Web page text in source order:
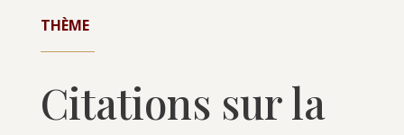
THÈME
Citations sur la